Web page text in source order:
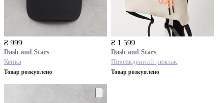
₴ 999
Dash and Stars
Кепка
Товар розкуплено
₴ 1 599
Dash and Stars
Повсякденний рюкзак
Товар розкуплено